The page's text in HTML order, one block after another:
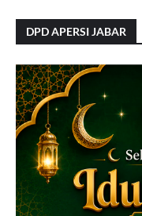
DPD APERSI JABAR